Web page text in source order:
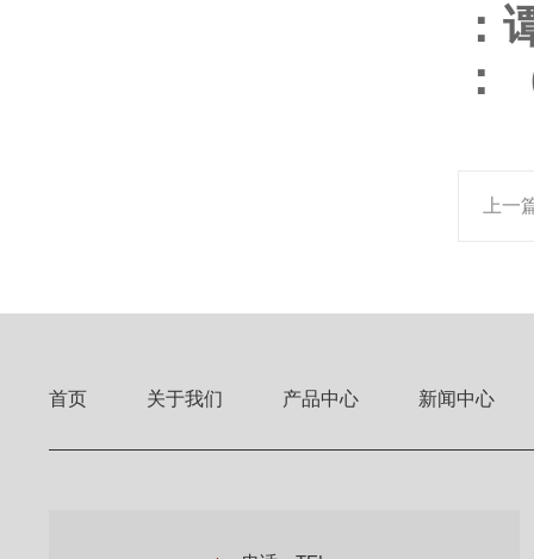
：
：
上一
首页 关于我们 产品中心 新闻中心